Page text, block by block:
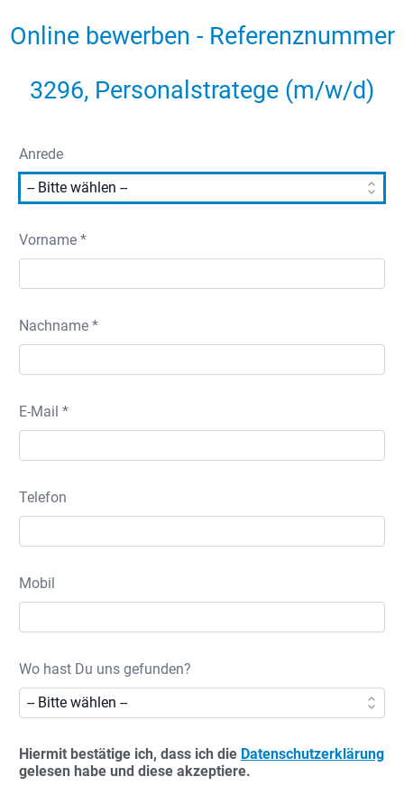
Online bewerben - Referenznummer
3296, Personalstratege (m/w/d)
Anrede
Vorname *
Nachname *
E-Mail *
Telefon
Mobil
Wo hast Du uns gefunden?
Hiermit bestätige ich, dass ich die Datenschutzerklärung
gelesen habe und diese akzeptiere.